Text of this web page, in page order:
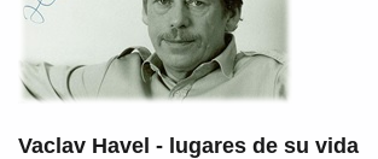
Vaclav Havel - lugares de su vida